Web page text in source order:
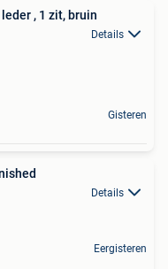
, 1 zit, bruin
Details
Gisteren
Details
Eergisteren